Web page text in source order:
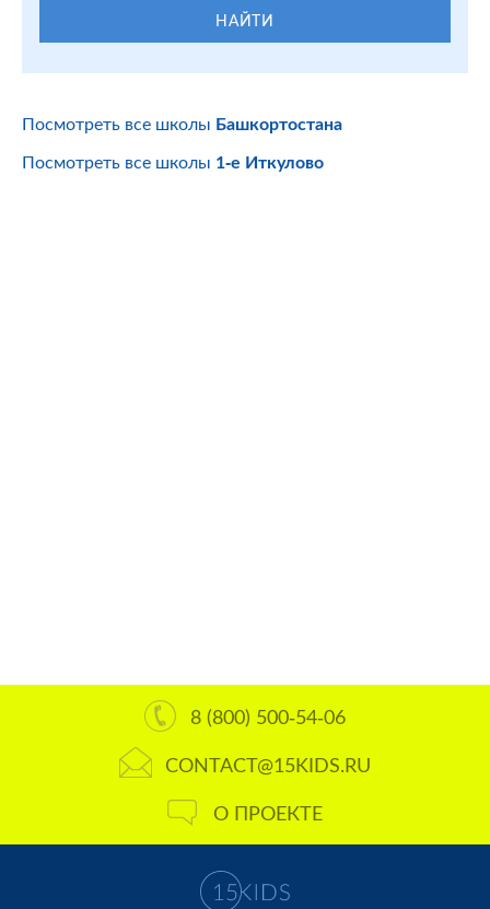
НАЙТИ
Посмотреть все школы Башкортостана
Посмотреть все школы 1-е Иткулово
8 (800) 500-54-06
CONTACT@15KIDS.RU
О ПРОЕКТЕ